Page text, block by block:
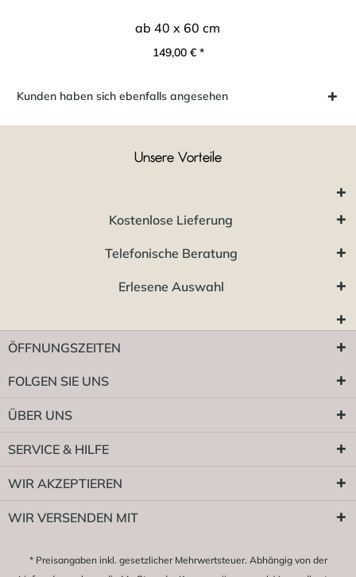
ab 40 x 60 cm
149,00 € *
Kunden haben sich ebenfalls angesehen
Unsere Vorteile
Kostenlose Lieferung
Telefonische Beratung
Erlesene Auswahl
ÖFFNUNGSZEITEN
FOLGEN SIE UNS
ÜBER UNS
SERVICE & HILFE
WIR AKZEPTIEREN
WIR VERSENDEN MIT
* Preisangaben inkl. gesetzlicher Mehrwertsteuer. Abhängig von der